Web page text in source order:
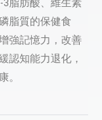
脂質的保健食
強記憶力，改善
認知能力退化，
。